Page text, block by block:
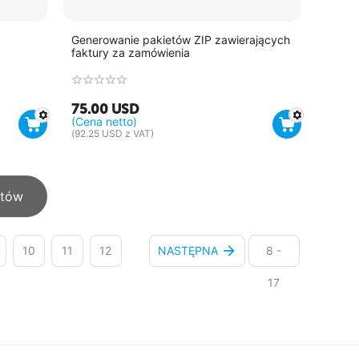
Generowanie pakietów ZIP zawierających
faktury za zamówienia
75.00 USD
(Cena netto)
(92.25 USD z VAT)
10 11 12 NASTĘPNA 8 -
17